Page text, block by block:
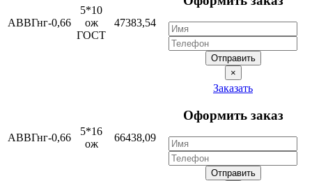
АВВГнг-0,66
5*10
ож
ГОСТ
47383,54
Отправить
×
АВВГнг-0,66
5*16
ож
66438,09
Заказать
Оформить заказ
Отправить